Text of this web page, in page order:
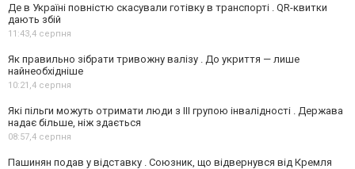
Де в Україні повністю скасували готівку в транспорті . QR-квитки
дають збій
11:43,4 серпня
Як правильно зібрати тривожну валізу . До укриття — лише
найнеобхідніше
10:21,4 серпня
Які пільги можуть отримати люди з III групою інвалідності . Держава
надає більше, ніж здається
08:57,4 серпня
Пашинян подав у відставку . Союзник, що відвернувся від Кремля